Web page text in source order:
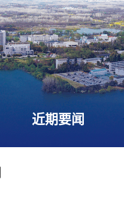
近期要闻